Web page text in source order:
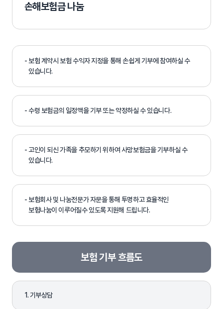
손해보험금 나눔
- 보험 계약시 보험 수익자 지정을 통해 손쉽게 기부에 참여하실 수
있습니다.
- 수령 보험금의 일정액을 기부 또는 약정하실 수 있습니다.
- 고인이 되신 가족을 추모하기 위하여 사망보험금을 기부하실 수
있습니다.
- 보험회사 및 나눔전문가 자문을 통해 투명하고 효율적인
보험나눔이 이루어질수 있도록 지원해 드립니다.
보험 기부 흐름도
1. 기부상담